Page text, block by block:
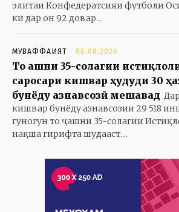
элитаи Конфедератсияи футболи
ки дар он 92 довар...
МУВАФФАҚИЯТ 06.08.2026
То ҷашни 35-солагии
саросари кишвар ҳудуди 30
бунёду азнавсозӣ мешавад
кишвар бунёду азнавсозии 29 518
гуногун то ҷашни 35-солагии
нақша гирифта шудааст....